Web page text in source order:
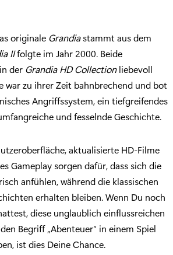
originale Grandiastammt aus dem
IIfolgte im Jahr 2000. Beide
der Grandia HD Collectionliebevoll
war zu ihrer Zeit bahnbrechend und bot
Angriffssystem, ein tiefgreifendes
und fesselnde Geschichte.
aktualisierte HD-Filme
Gameplay sorgen dafür, dass sich die
anfühlen, während die klassischen
erhalten bleiben. Wenn Du noch
diese unglaublich einflussreichen
Begriff „Abenteuer“ in einem Spiel
ist dies Deine Chance.